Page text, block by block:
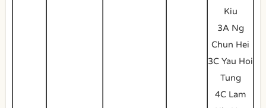
Kiu
3A Ng
Chun Hei
3C Yau Hoi
Tung
4C Lam